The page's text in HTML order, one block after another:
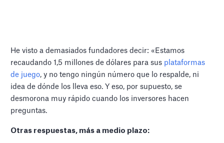
He visto a demasiados fundadores decir: «Estamos
recaudando 1,5 millones de dólares para sus plataformas
de juego, y no tengo ningún número que lo respalde, ni
idea de dónde los lleva eso. Y eso, por supuesto, se
desmorona muy rápido cuando los inversores hacen
preguntas.
Otras respuestas, más a medio plazo: